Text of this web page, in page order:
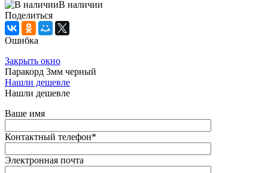
В наличии
Поделиться
Ошибка
Закрыть окно
Паракорд 3мм черный
Нашли дешевле
Нашли дешевле
Ваше имя
Контактный телефон*
Электронная почта